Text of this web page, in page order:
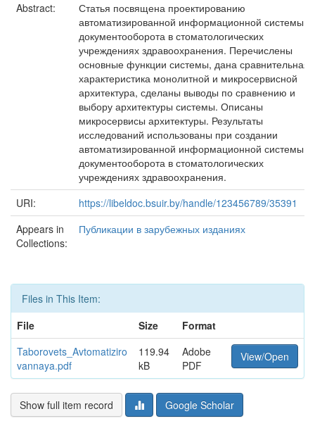
Abstract:
Статья посвящена проектированию
автоматизированной информационной системы
документооборота в стоматологических
учреждениях здравоохранения. Перечислены
основные функции системы, дана сравнительная
характеристика монолитной и микросервисной
архитектура, сделаны выводы по сравнению и
выбору архитектуры системы. Описаны
микросервисы архитектуры. Результаты
исследований использованы при создании
автоматизированной информационной системы
документооборота в стоматологических
учреждениях здравоохранения.
URI:
https://libeldoc.bsuir.by/handle/123456789/35391
Appears in
Collections:
Публикации в зарубежных изданиях
Files in This Item:
File
Size
Format
Taborovets_Avtomatiziro
vannaya.pdf
119.94
kB
Adobe
PDF
View/Open
Show full item record Google Scholar